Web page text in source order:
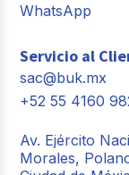
WhatsApp
Servicio al
sac@buk.mx
+52 55 4160
Av. Ejército
Morales,